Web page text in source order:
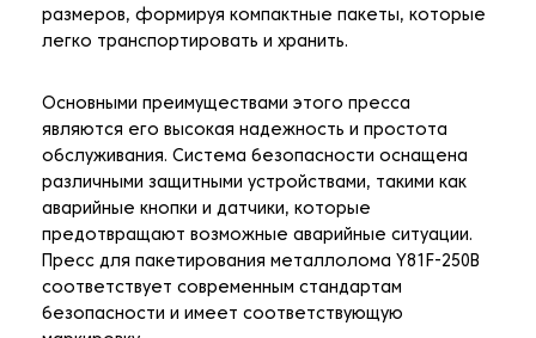
размеров, формируя компактные пакеты, которые
легко транспортировать и хранить.
Основными преимуществами этого пресса
являются его высокая надежность и простота
обслуживания. Система безопасности оснащена
различными защитными устройствами, такими как
аварийные кнопки и датчики, которые
предотвращают возможные аварийные ситуации.
Пресс для пакетирования металлолома Y81F-250B
соответствует современным стандартам
безопасности и имеет соответствующую